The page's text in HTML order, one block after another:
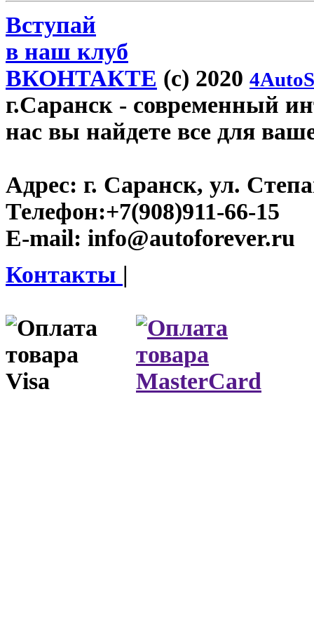
Вступай
в наш клуб
ВКОНТАКТЕ (c) 2020
г.Саранск - современный
нас вы найдете все для
Адрес: г. Саранск, ул.
Телефон:+7(908)911-66-15
E-mail: info@autoforever.ru
Контакты |